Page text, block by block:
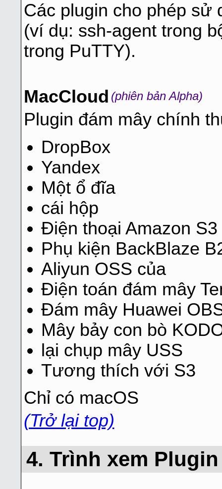
Các plugin cho phép sử
(ví dụ: ssh-agent trong
trong PuTTY).
MacCloud (phiên bản Alpha)
Plugin đám mây chính
DropBox
Yandex
Một ổ đĩa
cái hộp
Điện thoại Amazon S3
Phụ kiện BackBlaze
Aliyun OSS của
Điện toán đám mây
Đám mây Huawei
Mây bảy con bò
lại chụp mây USS
Tương thích với S3
Chỉ có macOS
(Trở lại top)
4. Trình xem Plugin